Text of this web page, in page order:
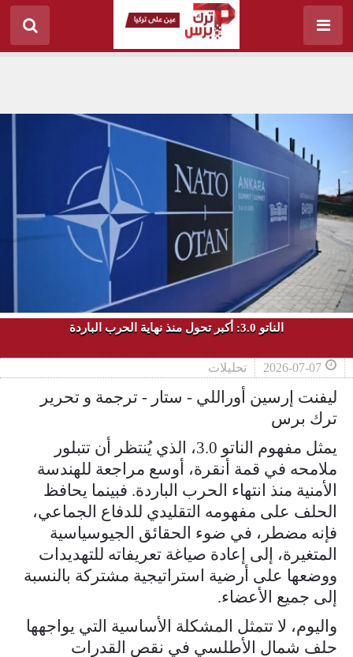
الناتو 3.0: أكبر تحول منذ نهاية الحرب الباردة
2026-07-07 تحليلات
ليفنت إرسين أوراللي - ستار - ترجمة و تحرير
ترك برس
يمثل مفهوم الناتو 3.0، الذي يُنتظر أن تتبلور
ملامحه في قمة أنقرة، أوسع مراجعة للهندسة
الأمنية منذ انتهاء الحرب الباردة. فبينما يحافظ
الحلف على مفهومه التقليدي للدفاع الجماعي،
فإنه مضطر، في ضوء الحقائق الجيوسياسية
المتغيرة، إلى إعادة صياغة تعريفاته للتهديدات
ووضعها على أرضية استراتيجية مشتركة بالنسبة
إلى جميع الأعضاء.
واليوم، لا تتمثل المشكلة الأساسية التي يواجهها
حلف شمال الأطلسي في نقص القدرات